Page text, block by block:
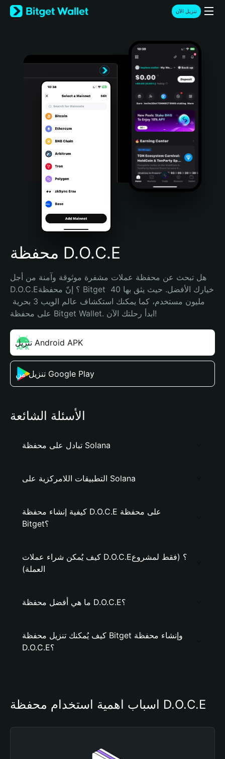
English
日本語
Türkçe
Português (Portugal)
Bahasa Indonesia
Português (Brasil)
Español (Argentina)
تنزيل الآن
محفظة D.O.C.E
هل تبحث عن محفظة عملات مشفرة موثوقة وآمنة من أجل
D.O.C.E؟ إنّ محفظة Bitget خيارك الأفضل. حيث يثق بها 40
على محفظة Bitget Wallet. ابدأ رحلتك الآن!
تنزيل Android APK
تنزيل من Google Play
الأسئلة الشائعة
تبادل على محفظة Solana
التطبيقات اللامركزية على Solana
كيفية إنشاء محفظة D.O.C.E على محفظة
Bitget؟
كيف يُمكن شراء عملات D.O.C.E؟ (فقط لمشروع
العملة)
ما هي أفضل محفظة D.O.C.E؟
كيف يُمكنك تنزيل محفظة Bitget وإنشاء محفظة
D.O.C.E؟
أسباب أهمية استخدام محفظة D.O.C.E